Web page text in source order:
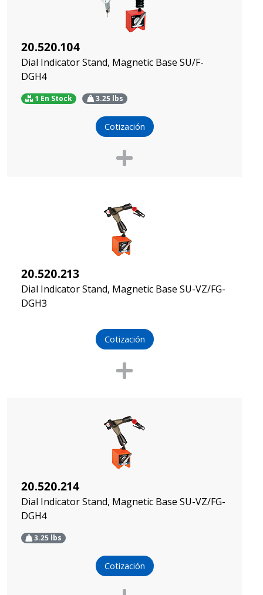
20.520.104
Dial Indicator Stand, Magnetic Base SU/F-
DGH4
1 En Stock 3.25lbs
Cotización
20.520.213
Dial Indicator Stand, Magnetic Base SU-VZ/FG-
DGH3
Cotización
20.520.214
Dial Indicator Stand, Magnetic Base SU-VZ/FG-
DGH4
3.25 lbs
Cotización